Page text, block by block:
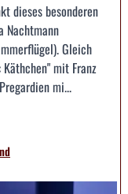
dieses besonderen
Nachtmann
Gleich
mit Franz
mi...